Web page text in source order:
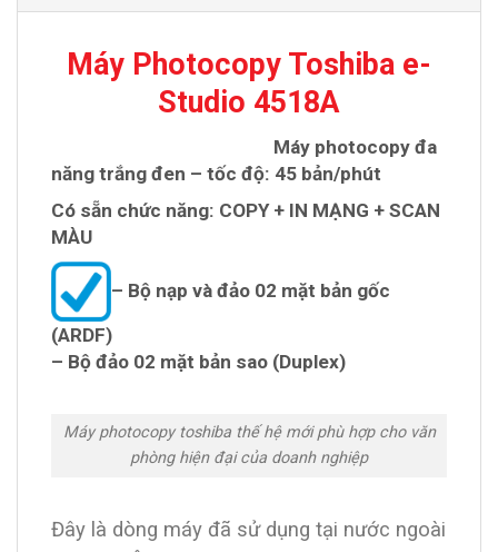
Máy Photocopy Toshiba e-
Studio 4518A
Máy photocopy đa
năng trắng đen – tốc độ: 45 bản/phút
Có sẵn chức năng: COPY + IN MẠNG + SCAN
MÀU
– Bộ nạp và đảo 02 mặt bản gốc
(ARDF)
– Bộ đảo 02 mặt bản sao (Duplex)
Máy photocopy toshiba thế hệ mới phù hợp cho văn
phòng hiện đại của doanh nghiệp
Đây là dòng máy đã sử dụng tại nước ngoài